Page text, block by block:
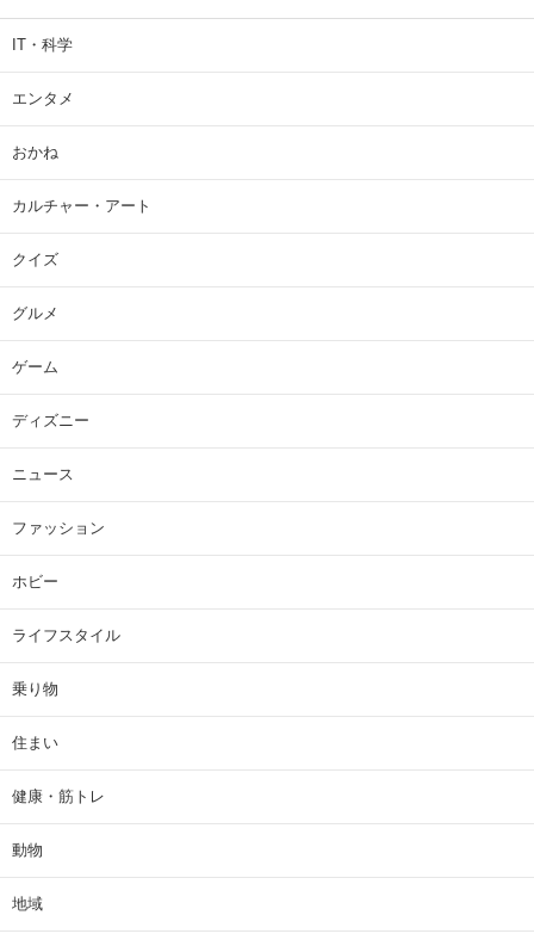
IT・科学
エンタメ
おかね
カルチャー・アート
クイズ
グルメ
ゲーム
ディズニー
ニュース
ファッション
ホビー
ライフスタイル
乗り物
住まい
健康・筋トレ
動物
地域